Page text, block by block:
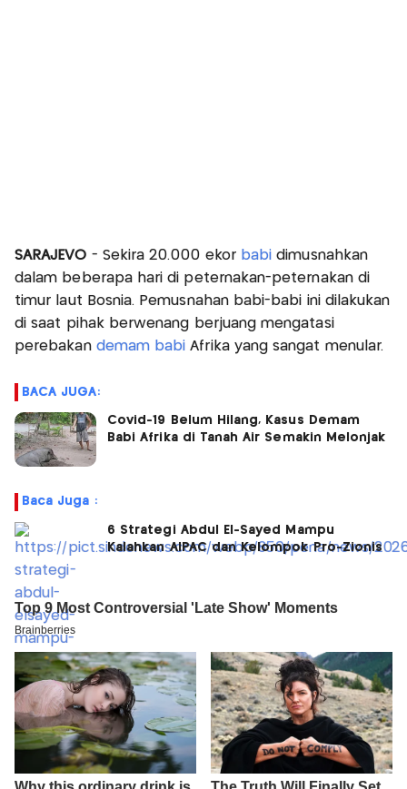
SARAJEVO - Sekira 20.000 ekor babi dimusnahkan
dalam beberapa hari di peternakan-peternakan di
timur laut Bosnia. Pemusnahan babi-babi ini dilakukan
di saat pihak berwenang berjuang mengatasi
perebakan demam babi Afrika yang sangat menular.
BACA JUGA:
Covid-19 Belum Hilang, Kasus Demam
Babi Afrika di Tanah Air Semakin Melonjak
Baca Juga :
6 Strategi Abdul El-Sayed Mampu
Kalahkan AIPAC dan Kelompok Pro-Zionis